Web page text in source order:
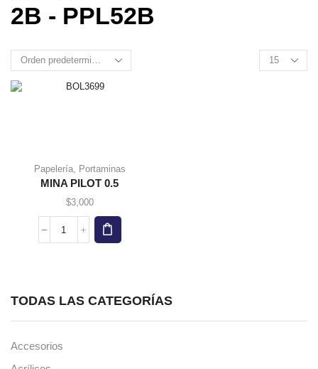
2B - PPL52B
Products
per
Papelería, Portaminas
MINA PILOT 0.5
$3,000
MINA
tiene
múltiples
variantes.
Las
opciones
se
de
TODAS LAS CATEGORÍAS
Accesorios